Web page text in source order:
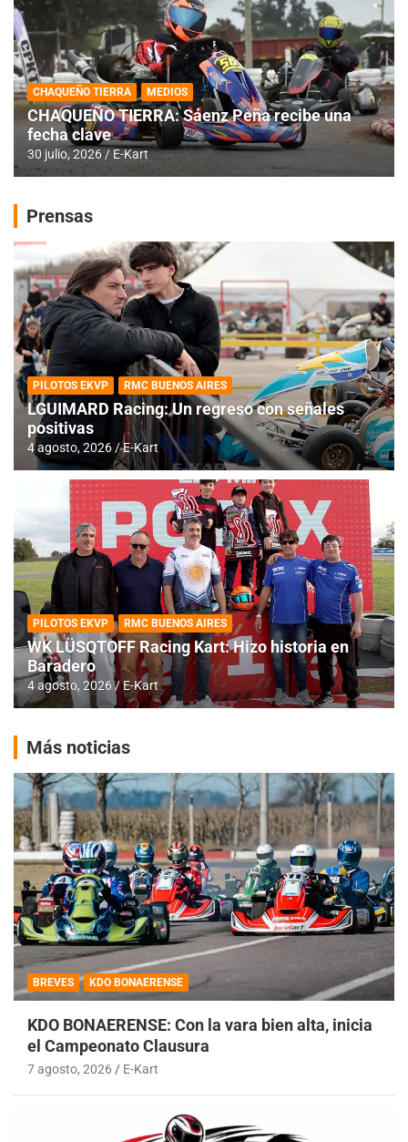
CHAQUEÑO TIERRA MEDIOS
CHAQUEÑO TIERRA: Sáenz Peña recibe una
fecha clave
30 julio, 2026 E-Kart
Prensas
PILOTOS EKVP RMC BUENOS AIRES
LGUIMARD Racing: Un regreso con señales
positivas
4 agosto, 2026 E-Kart
PILOTOS EKVP RMC BUENOS AIRES
WK LÜSQTOFF Racing Kart: Hizo historia en
Baradero
4 agosto, 2026 E-Kart
Más noticias
BREVES KDO BONAERENSE
KDO BONAERENSE: Con la vara bien alta, inicia
el Campeonato Clausura
7 agosto, 2026 E-Kart